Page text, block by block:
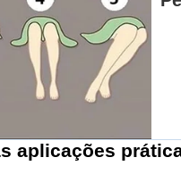
aplicações